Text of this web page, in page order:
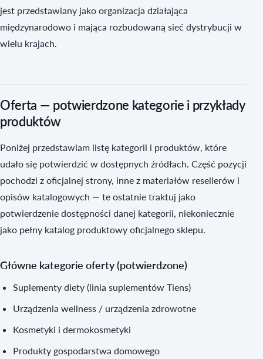
jest przedstawiany jako organizacja działająca
międzynarodowo i mająca rozbudowaną sieć dystrybucji w
wielu krajach.
Oferta — potwierdzone kategorie i przykłady
produktów
Poniżej przedstawiam listę kategorii i produktów, które
udało się potwierdzić w dostępnych źródłach. Część pozycji
pochodzi z oficjalnej strony, inne z materiałów resellerów i
opisów katalogowych — te ostatnie traktuj jako
potwierdzenie dostępności danej kategorii, niekoniecznie
jako pełny katalog produktowy oficjalnego sklepu.
Główne kategorie oferty (potwierdzone)
Suplementy diety (linia suplementów Tiens)
Urządzenia wellness / urządzenia zdrowotne
Kosmetyki i dermokosmetyki
Produkty gospodarstwa domowego